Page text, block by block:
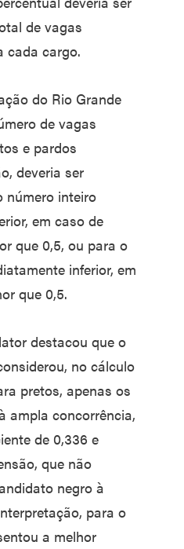
de vagas
cada cargo.
do Rio Grande
de vagas
e pardos
deveria ser
número inteiro
em caso de
que 0,5, ou para o
inferior, em
que 0,5.
destacou que o
no cálculo
pretos, apenas os
ampla concorrência,
de 0,336 e
que não
negro à
para o
a melhor